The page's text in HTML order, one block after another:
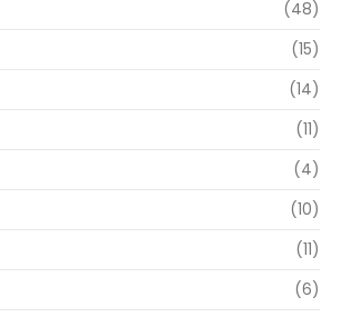
(48)
(15)
(14)
(11)
(4)
(10)
(11)
(6)